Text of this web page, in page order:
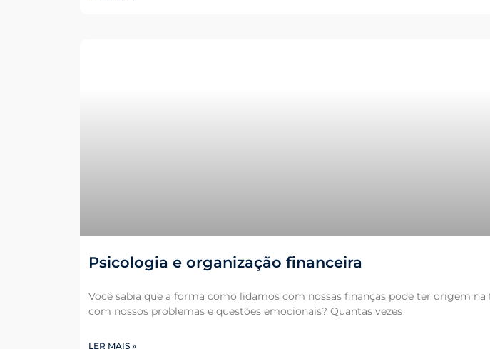
Psicologia e organização financeira
Você sabia que a forma como lidamos com nossas finanças pode ter origem
com nossos problemas e questões emocionais? Quantas vezes
LER MAIS »